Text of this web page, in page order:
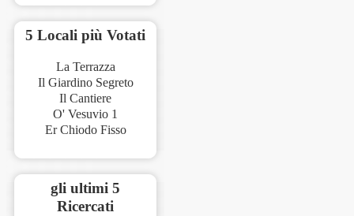
5 Locali più Votati
La Terrazza
Il Giardino Segreto
Il Cantiere
O' Vesuvio 1
Er Chiodo Fisso
gli ultimi 5
Ricercati